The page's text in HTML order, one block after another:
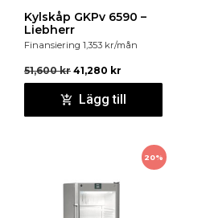
Kylskåp GKPv 6590 –
Liebherr
Finansiering 1,353 kr/mån
51,600kr 41,280 kr
Lägg till
20%